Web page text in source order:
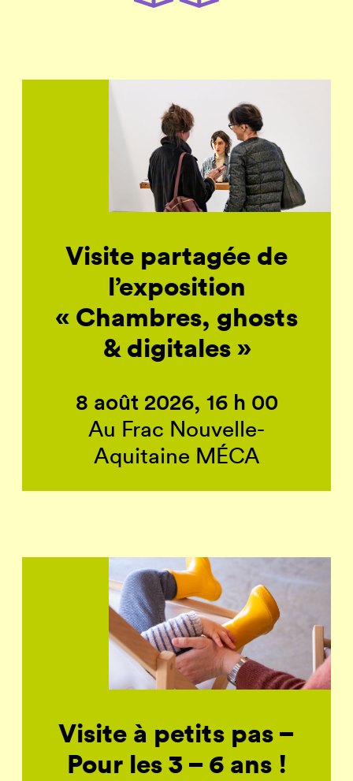
Visite partagée de
l’exposition
« Chambres, ghosts
& digitales »
8 août 2026, 16 h 00
Au Frac Nouvelle-
Aquitaine MÉCA
Visite à petits pas –
Pour les 3 – 6 ans !